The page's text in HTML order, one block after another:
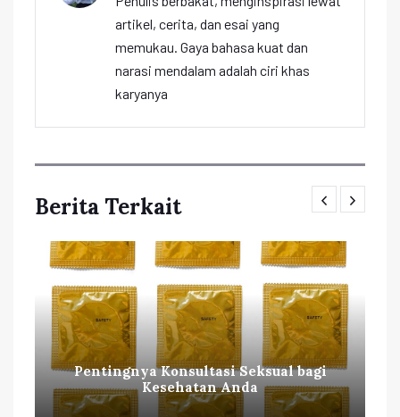
artikel, cerita, dan esai yang
memukau. Gaya bahasa kuat dan
narasi mendalam adalah ciri khas
karyanya
Berita Terkait
Pentingnya Konsultasi Seksual bagi
Kesehatan Anda